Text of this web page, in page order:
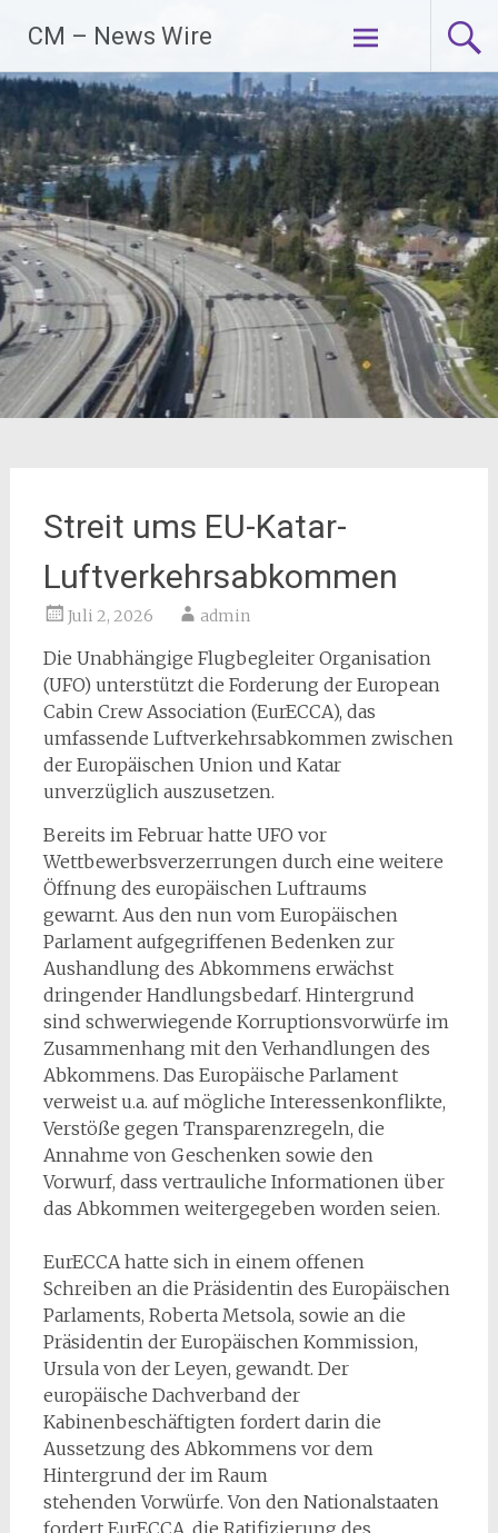
Inhalt
springen
CM – News Wire
Streit ums EU-Katar-
Luftverkehrsabkommen
Juli 2, 2026 admin
Die Unabhängige Flugbegleiter Organisation
(UFO) unterstützt die Forderung der European
Cabin Crew Association (EurECCA), das
umfassende Luftverkehrsabkommen zwischen
der Europäischen Union und Katar
unverzüglich auszusetzen.
Bereits im Februar hatte UFO vor
Wettbewerbsverzerrungen durch eine weitere
Öffnung des europäischen Luftraums
gewarnt. Aus den nun vom Europäischen
Parlament aufgegriffenen Bedenken zur
Aushandlung des Abkommens erwächst
dringender Handlungsbedarf. Hintergrund
sind schwerwiegende Korruptionsvorwürfe im
Zusammenhang mit den Verhandlungen des
Abkommens. Das Europäische Parlament
verweist u.a. auf mögliche Interessenkonflikte,
Verstöße gegen Transparenzregeln, die
Annahme von Geschenken sowie den
Vorwurf, dass vertrauliche Informationen über
das Abkommen weitergegeben worden seien.
EurECCA hatte sich in einem offenen
Schreiben an die Präsidentin des Europäischen
Parlaments, Roberta Metsola, sowie an die
Präsidentin der Europäischen Kommission,
Ursula von der Leyen, gewandt. Der
europäische Dachverband der
Kabinenbeschäftigten fordert darin die
Aussetzung des Abkommens vor dem
Hintergrund der im Raum
stehenden Vorwürfe. Von den Nationalstaaten
fordert EurECCA, die Ratifizierung des